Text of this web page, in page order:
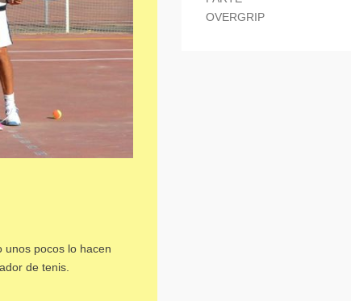
pocos lo hacen
de tenis.
OVERGRIP